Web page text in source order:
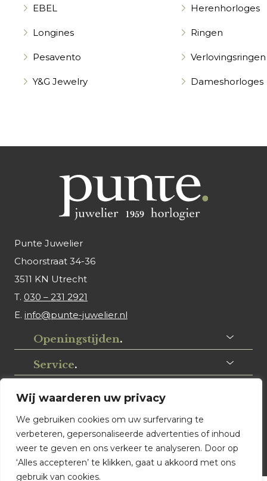
Wij waarderen uw privacy
We gebruiken cookies om uw surfervaring te
verbeteren, gepersonaliseerde advertenties of inhoud
weer te geven en ons verkeer te analyseren. Door op
‘Alles accepteren’ te klikken, gaat u akkoord met ons
gebruik van cookies.
EBEL
Longines
Pesavento
Y&G Jewelry
Herenhorloges
Ringen
Verlovingsringen
Dameshorloges
Punte Juwelier
Choorstraat 34-36
3511 KN Utrecht
T. 030 – 231 2921
E. info@punte-juwelier.nl
Openingstijden.
Service.
Volg ons